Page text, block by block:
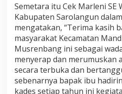
Semetara itu Cek Marleni SE
Kabupaten Sarolangun
mengatakan, “Terima kasih
masyarakat Kecamatan
Musrenbang ini sebagai
menyerap dan merumuskan
secara terbuka dan
sebenarnya bapak ibu
kades setiap tahun ini